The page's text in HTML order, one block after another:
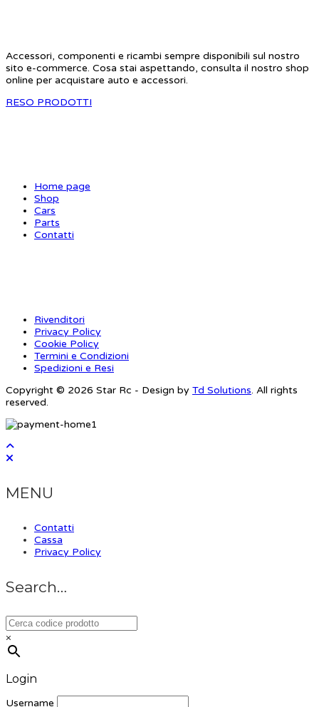
Accessori, componenti e ricambi sempre disponibili sul nostro
sito e-commerce. Cosa stai aspettando, consulta il nostro shop
online per acquistare auto e accessori.
RESO PRODOTTI
Home page
Shop
Cars
Parts
Contatti
Rivenditori
Privacy Policy
Cookie Policy
Termini e Condizioni
Spedizioni e Resi
Copyright © 2026 Star Rc - Design by Td Solutions. All rights
reserved.
MENU
Contatti
Cassa
Privacy Policy
Search…
×
Login
Username